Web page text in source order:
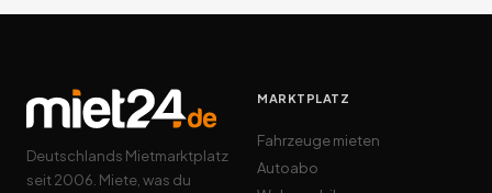
Deutschlands Mietmarktplatz
seit 2006. Miete, was du
MARKTPLATZ
Fahrzeuge mieten
Autoabo